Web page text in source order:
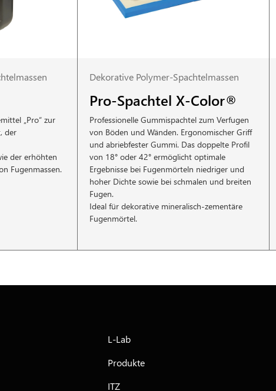
„Pro“ zur
der
der erhöhten
Fugenmassen.
Dekorative Polymer-Spachtelmassen
Pro-Spachtel X-Color®
Professionelle Gummispachtel zum Verfugen
von Böden und Wänden. Ergonomischer Griff
und abriebfester Gummi. Das doppelte Profil
von 18° oder 42° ermöglicht optimale
Ergebnisse bei Fugenmörteln niedriger und
hoher Dichte sowie bei schmalen und breiten
Fugen.
Ideal für dekorative mineralisch-zementäre
Fugenmörtel.
L-Lab
Produkte
ITZ